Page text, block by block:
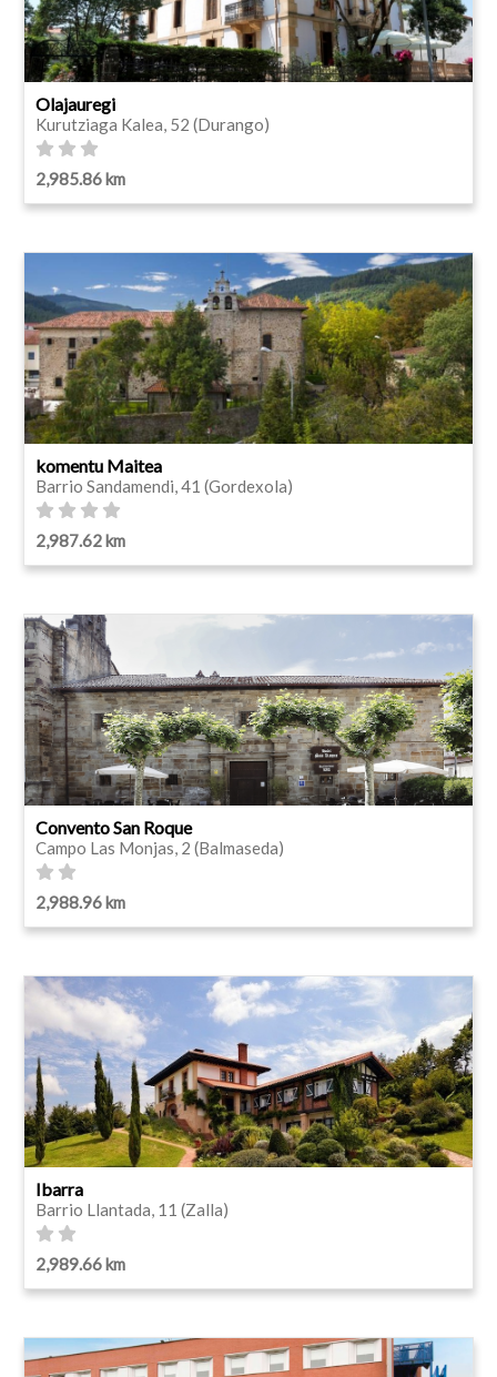
Olajauregi
Kurutziaga Kalea, 52 (Durango)
2,985.86 km
komentu Maitea
Barrio Sandamendi, 41 (Gordexola)
2,987.62 km
Convento San Roque
Campo Las Monjas, 2 (Balmaseda)
2,988.96 km
Ibarra
Barrio Llantada, 11 (Zalla)
2,989.66 km